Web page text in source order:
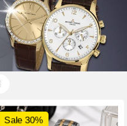
Sale 30%